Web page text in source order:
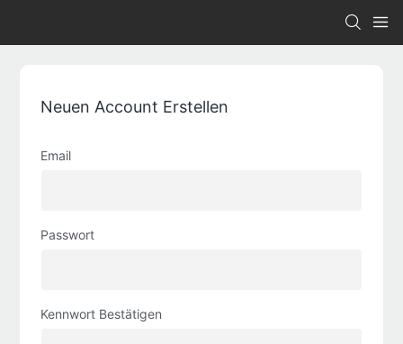
Neuen Account Erstellen
Email
Passwort
Kennwort Bestätigen